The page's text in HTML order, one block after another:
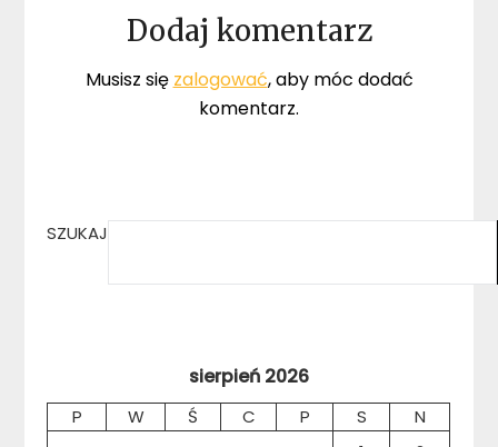
Dodaj komentarz
Musisz się zalogować, aby móc dodać
komentarz.
SZUKAJ
sierpień 2026
P W Ś C P S
N